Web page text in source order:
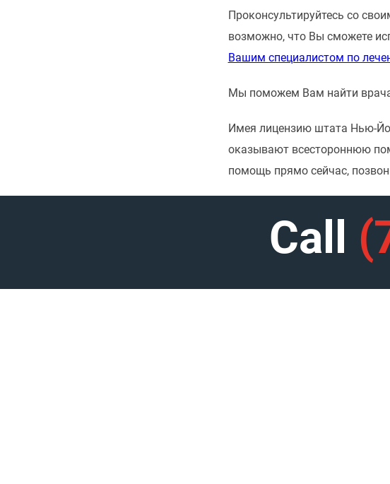
Проконсультируйтесь со
возможно, что Вы сможете
Вашим специалистом по
Мы поможем Вам найти
Имея лицензию штата Нью-
оказывают всестороннюю
помощь прямо сейчас,
Call